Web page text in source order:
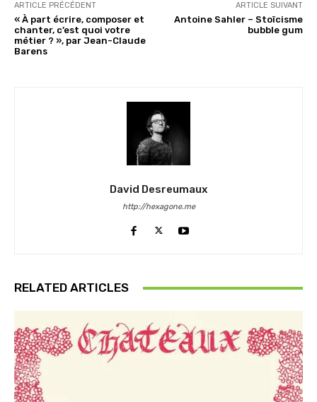
ARTICLE PRÉCÉDENT
« À part écrire, composer et
chanter, c’est quoi votre
métier ? », par Jean-Claude
Barens
ARTICLE SUIVANT
Antoine Sahler – Stoïcisme
bubble gum
David Desreumaux
http://hexagone.me
RELATED ARTICLES